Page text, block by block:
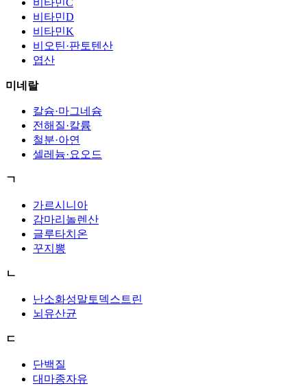
비타민D
비타민K
비오틴·판토텐산
엽산
미네랄
칼슘·마그네슘
전해질·칼륨
철분·아연
셀레늄·요오드
ㄱ
가르시니아
감마리놀렌산
글루타치온
꾸지뽕
ㄴ
난소화성말토덱스트린
뇌유산균
ㄷ
단백질
대마종자유